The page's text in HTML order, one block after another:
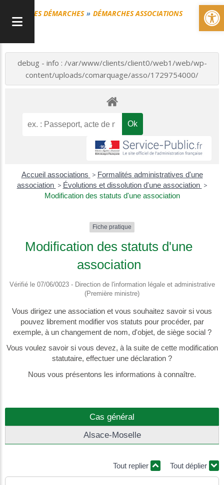
MES DÉMARCHES DÉMARCHES ASSOCIATIONS
debug - info : /var/www/clients/client0/web1/web/wp-
content/uploads/comarquage/asso/1729754000/
Accueil associations > Formalités administratives d'une
association > Évolutions et dissolution d'une association >
Modification des statuts d'une association
Fiche pratique
Modification des statuts d'une
association
Vérifié le 07/06/0023 - Direction de l'information légale et administrative
(Première ministre)
Vous dirigez une association et vous souhaitez savoir si vous
pouvez librement modifier vos statuts pour procéder, par
exemple, à un changement de nom, d'objet, de siège social ?
Vous voulez savoir si vous devez, à la suite de cette modification
statutaire, effectuer une déclaration ?
Nous vous présentons les informations à connaître.
Cas général
Alsace-Moselle
Tout replier Tout déplier